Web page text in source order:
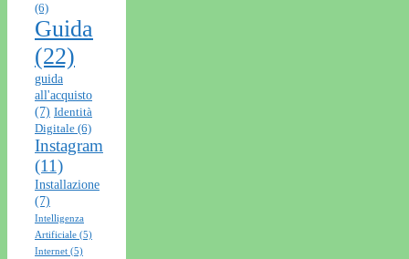
(6)
Guida
(22)
guida
all'acquisto
(7) Identità
Digitale (6)
Instagram
(11)
Installazione
(7)
Intelligenza
Artificiale (5)
Internet (5)